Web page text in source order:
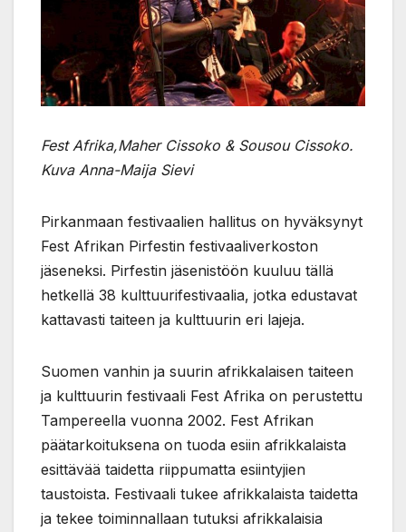
Fest Afrika,Maher Cissoko & Sousou Cissoko.
Kuva Anna-Maija Sievi
Pirkanmaan festivaalien hallitus on hyväksynyt
Fest Afrikan Pirfestin festivaaliverkoston
jäseneksi. Pirfestin jäsenistöön kuuluu tällä
hetkellä 38 kulttuurifestivaalia, jotka edustavat
kattavasti taiteen ja kulttuurin eri lajeja.
Suomen vanhin ja suurin afrikkalaisen taiteen
ja kulttuurin festivaali Fest Afrika on perustettu
Tampereella vuonna 2002. Fest Afrikan
päätarkoituksena on tuoda esiin afrikkalaista
esittävää taidetta riippumatta esiintyjien
taustoista. Festivaali tukee afrikkalaista taidetta
ja tekee toiminnallaan tutuksi afrikkalaisia